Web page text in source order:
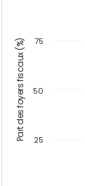
Part des foyers fiscaux (%) 25
50
75